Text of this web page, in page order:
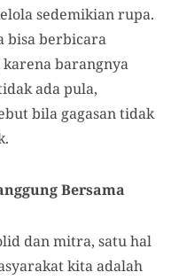
sedemikian rupa.
bisa berbicara
barangnya
ada pula,
bila gagasan tidak
Bersama
dan mitra, satu hal
kita adalah